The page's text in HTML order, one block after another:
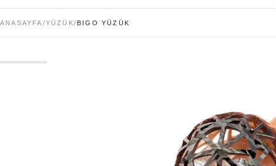
ANASAYFA /YÜZÜK/ BIGO YÜZÜK